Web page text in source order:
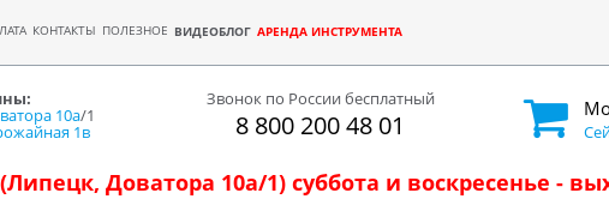
КОНТАКТЫ ПОЛЕЗНОЕ ВИДЕОБЛОГ АРЕНДА ИНСТРУМЕНТА
10а/1
1в
Звонок по России бесплатный
8 800 200 48 01
Доватора 10а/1) суббота и воскресенье -